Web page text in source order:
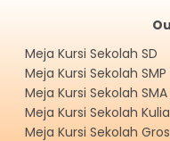
Meja Kursi Sekolah SD
Meja Kursi Sekolah SMP
Meja Kursi Sekolah SMA
Meja Kursi Sekolah
Meja Kursi Sekolah